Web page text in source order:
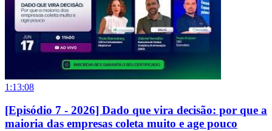
1:13:08
[Episódio 7 - 2026] Dado que vira decisão: por que a
maioria das empresas coleta muito e age pouco